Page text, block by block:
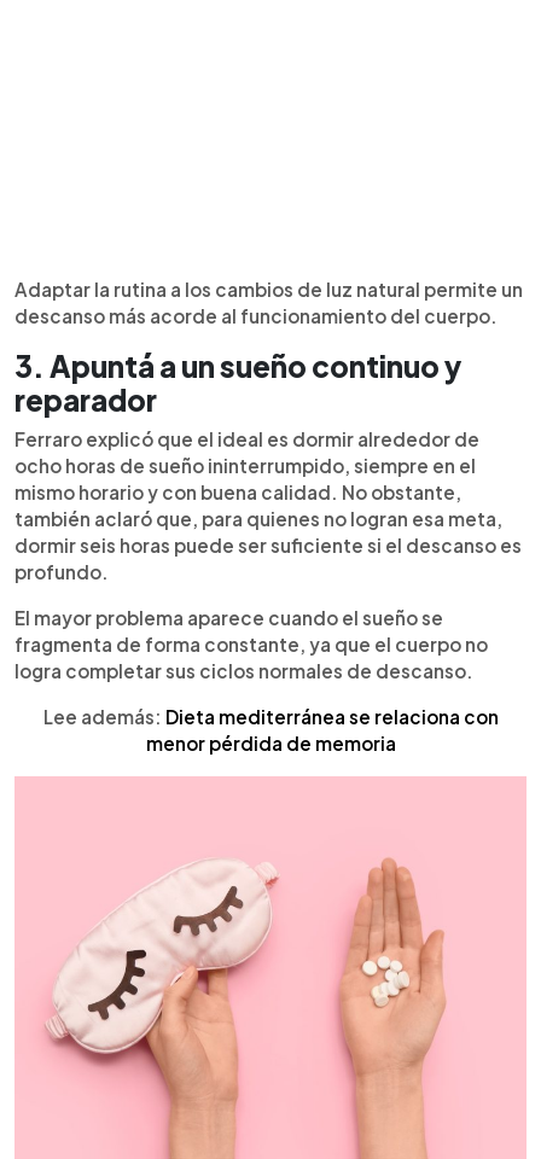
Adaptar la rutina a los cambios de luz natural permite un
descanso más acorde al funcionamiento del cuerpo.
3. Apuntá a un sueño continuo y
reparador
Ferraro explicó que el ideal es dormir alrededor de
ocho horas de sueño ininterrumpido, siempre en el
mismo horario y con buena calidad. No obstante,
también aclaró que, para quienes no logran esa meta,
dormir seis horas puede ser suficiente si el descanso es
profundo.
El mayor problema aparece cuando el sueño se
fragmenta de forma constante, ya que el cuerpo no
logra completar sus ciclos normales de descanso.
Lee además: Dieta mediterránea se relaciona con
menor pérdida de memoria